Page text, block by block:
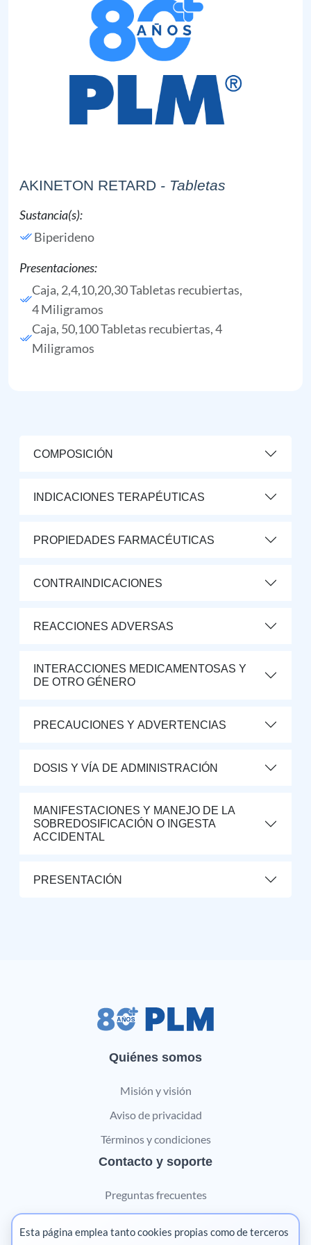
AKINETON RETARD - Tabletas
Sustancia(s):
Biperideno
Presentaciones:
Caja, 2,4,10,20,30 Tabletas recubiertas,
4 Miligramos
Caja, 50,100 Tabletas recubiertas, 4
Miligramos
COMPOSICIÓN
INDICACIONES TERAPÉUTICAS
PROPIEDADES FARMACÉUTICAS
CONTRAINDICACIONES
REACCIONES ADVERSAS
INTERACCIONES MEDICAMENTOSAS Y
DE OTRO GÉNERO
PRECAUCIONES Y ADVERTENCIAS
DOSIS Y VÍA DE ADMINISTRACIÓN
MANIFESTACIONES Y MANEJO DE LA
SOBREDOSIFICACIÓN O INGESTA
ACCIDENTAL
PRESENTACIÓN
Quiénes somos
Misión y visión
Aviso de privacidad
Términos y condiciones
Contacto y soporte
Preguntas frecuentes
Contáctanos
Marketing digital
Esta página emplea tanto cookies propias como de terceros